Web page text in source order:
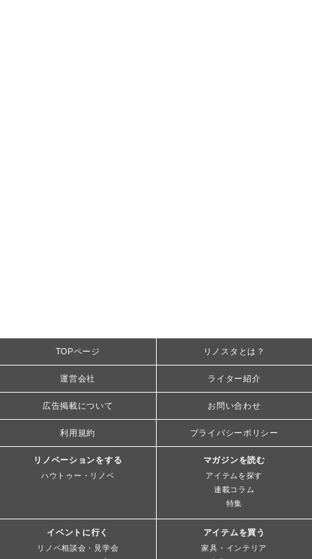
TOPページ リノスタとは？
運営会社 ライター紹介
広告掲載について お問い合わせ
利用規約 プライバシーポリシー
リノベーションをする
ハウトゥー・リノベ
マガジンを読む
アイテムを探す
連載コラム
特集
イベントに行く
リノベ相談会・見学会
アイテムを買う
家具・インテリア